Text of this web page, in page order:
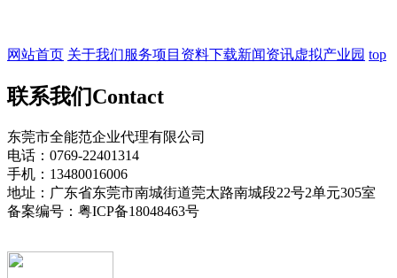
网站首页 关于我们服务项目 资料下载新闻资讯虚拟产业园 top
联系我们Contact
东莞市全能范企业代理有限公司
电话：0769-22401314
手机：13480016006
地址：广东省东莞市南城街道莞太路南城段22号2单元305室
备案编号：粤ICP备18048463号